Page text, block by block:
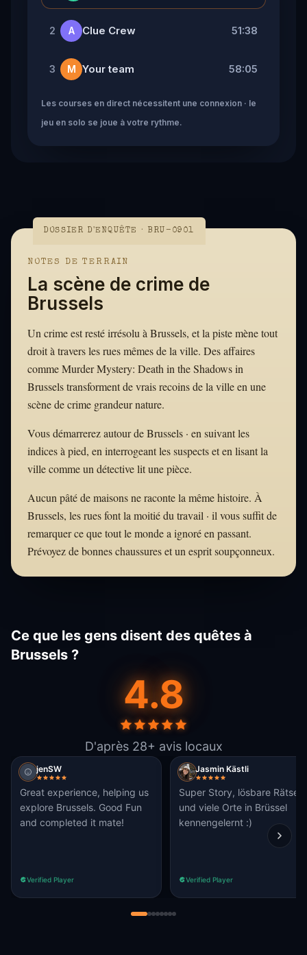
2 A Clue Crew 51:38
3 M Your team 58:05
Les courses en direct nécessitent une connexion · le
jeu en solo se joue à votre rythme.
DOSSIER D'ENQUÊTE · BRU-0901
NOTES DE TERRAIN
La scène de crime de
Brussels
Un crime est resté irrésolu à Brussels, et la piste mène tout
droit à travers les rues mêmes de la ville. Des affaires
comme Murder Mystery: Death in the Shadows in
Brussels transforment de vrais recoins de la ville en une
scène de crime grandeur nature.
Vous démarrerez autour de Brussels · en suivant les
indices à pied, en interrogeant les suspects et en lisant la
ville comme un détective lit une pièce.
Aucun pâté de maisons ne raconte la même histoire. À
Brussels, les rues font la moitié du travail · il vous suffit de
remarquer ce que tout le monde a ignoré en passant.
Prévoyez de bonnes chaussures et un esprit soupçonneux.
Ce que les gens disent des quêtes à
Brussels ?
4.8
D'après 28+ avis locaux
jenSW
Great experience, helping us
explore Brussels. Good Fun
and completed it mate!
Verified Player
Jasmin Kästli
Super Story, lösbare Rätsel
und viele Orte in Brüssel
kennengelernt :)
Verified Player